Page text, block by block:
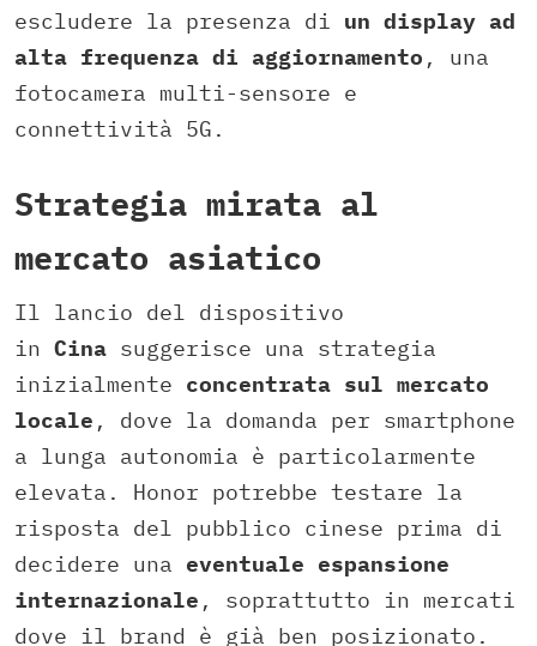
escludere la presenza di un display ad
alta frequenza di aggiornamento , una
fotocamera multi-sensore e
connettività 5G.
Strategia mirata al
mercato asiatico
Il lancio del dispositivo
in Cina suggerisce una strategia
inizialmente concentrata sul mercato
locale , dove la domanda per smartphone
a lunga autonomia è particolarmente
elevata. Honor potrebbe testare la
risposta del pubblico cinese prima di
decidere una eventuale espansione
internazionale , soprattutto in mercati
dove il brand è già ben posizionato.